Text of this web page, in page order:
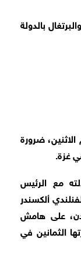
بالدولة
ضرورة
غزة.
مع الرئيس
ألكسندر
على هامش
الثمانين في